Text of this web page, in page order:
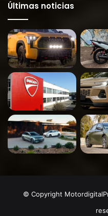
Últimas noticias
© Copyright